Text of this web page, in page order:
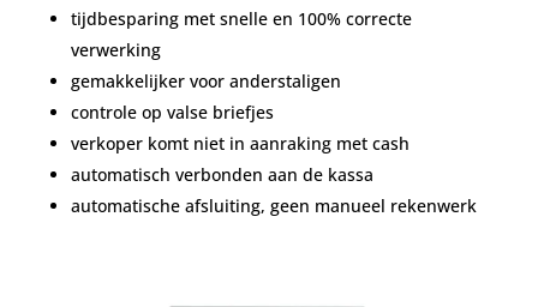
tijdbesparing met snelle en 100% correcte
verwerking
gemakkelijker voor anderstaligen
controle op valse briefjes
verkoper komt niet in aanraking met cash
automatisch verbonden aan de kassa
automatische afsluiting, geen manueel rekenwerk